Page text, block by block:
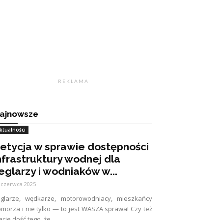
R E K L A M A
w sprawie dostępności
wodnej dla
i wodniaków w...
2025
wędkarze, motorowodniacy, mieszkańcy
i nie tylko — to jest WASZA sprawa! Czy też